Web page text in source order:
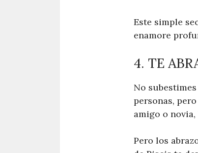
Este simple
enamore
4. TE
No
personas,
amigo o
Pero los